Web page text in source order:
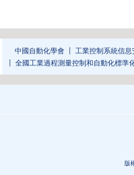
中國自動化學會 工業控制系統信
全國工業過程測量控制和自動化標準
版